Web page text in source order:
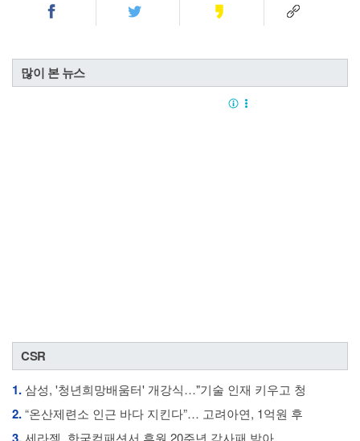
많이 본 뉴스
CSR
1.삼성, '청년희망배움터' 개강식…"기술 인재 키우고 청
2.“온산제련소 인근 바다 지킨다”… 고려아연, 1억원 후
세라젬, 한국컴패션서 후원 20주년 감사패 받아